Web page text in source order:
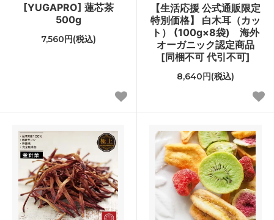
[YUGAPRO] 蓮芯茶
500g
7,560円(税込)
【生活応援 公式通販限定
特別価格】 白木耳（カッ
ト） (100g×8袋) 海外
オーガニック認定商品
[同梱不可 代引不可]
8,640円(税込)